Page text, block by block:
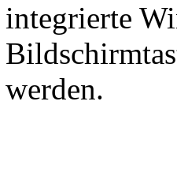
integrierte
werden.